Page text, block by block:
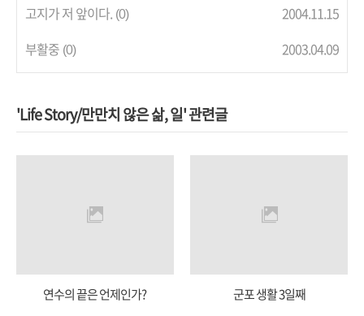
고지가 저 앞이다. (0)
2004.11.15
부활중 (0) 2003.04.09
'Life Story/만만치 않은 삶, 일' 관련글
연수의 끝은 언제인가? 군포 생활 3일째